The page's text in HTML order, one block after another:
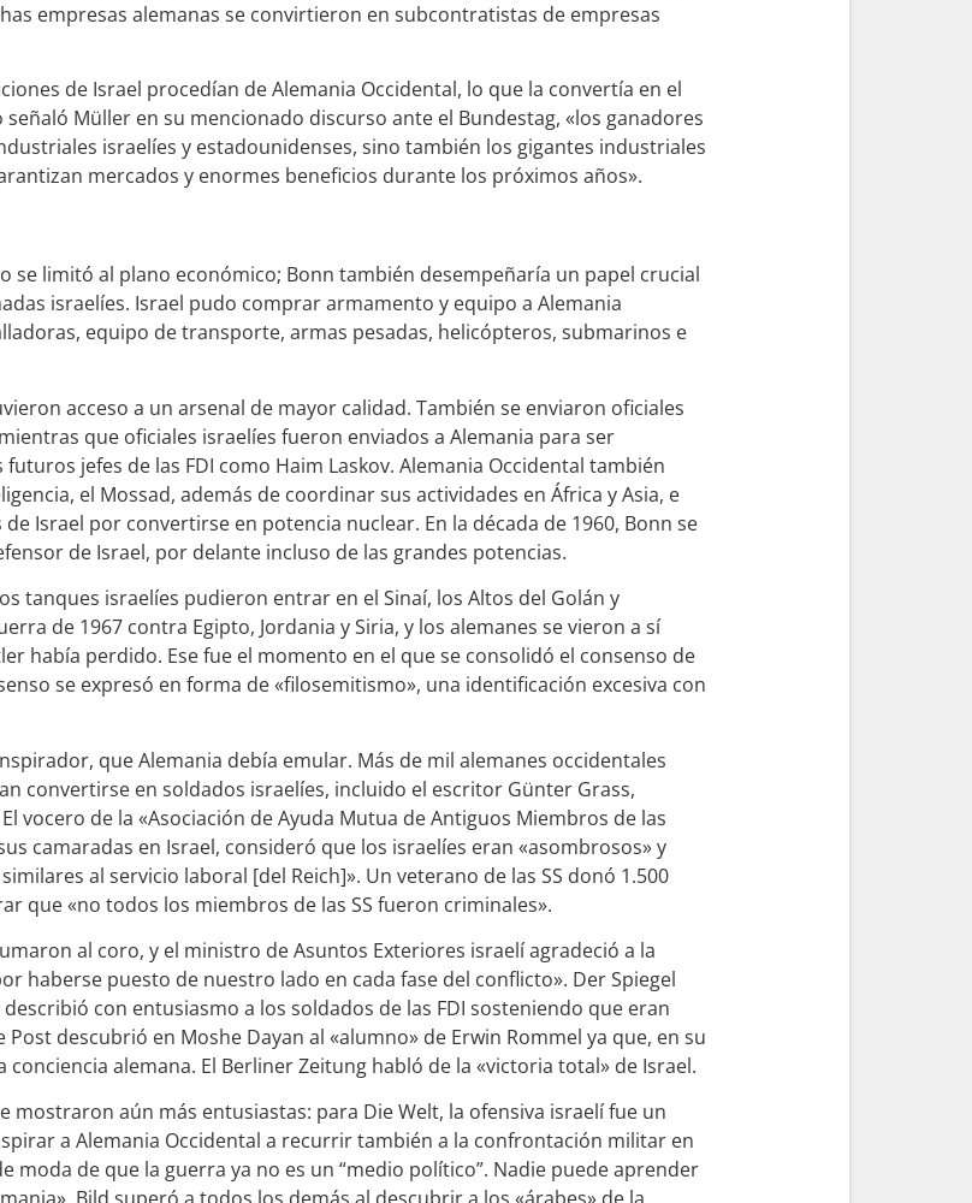
empresas alemanas se convirtieron en subcontratistas de empresas
de Israel procedían de Alemania Occidental, lo que la convertía en el
Müller en su mencionado discurso ante el Bundestag, «los ganadores
israelíes y estadounidenses, sino también los gigantes industriales
mercados y enormes beneficios durante los próximos años».
se limitó al plano económico; Bonn también desempeñaría un papel crucial
israelíes. Israel pudo comprar armamento y equipo a Alemania
equipo de transporte, armas pesadas, helicópteros, submarinos e
acceso a un arsenal de mayor calidad. También se enviaron oficiales
que oficiales israelíes fueron enviados a Alemania para ser
jefes de las FDI como Haim Laskov. Alemania Occidental también
el Mossad, además de coordinar sus actividades en África y Asia, e
Israel por convertirse en potencia nuclear. En la década de 1960, Bonn se
de Israel, por delante incluso de las grandes potencias.
tanques israelíes pudieron entrar en el Sinaí, los Altos del Golán y
de 1967 contra Egipto, Jordania y Siria, y los alemanes se vieron a sí
había perdido. Ese fue el momento en el que se consolidó el consenso de
se expresó en forma de «filosemitismo», una identificación excesiva con
que Alemania debía emular. Más de mil alemanes occidentales
convertirse en soldados israelíes, incluido el escritor Günter Grass,
vocero de la «Asociación de Ayuda Mutua de Antiguos Miembros de las
camaradas en Israel, consideró que los israelíes eran «asombrosos» y
al servicio laboral [del Reich]». Un veterano de las SS donó 1.500
que «no todos los miembros de las SS fueron criminales».
al coro, y el ministro de Asuntos Exteriores israelí agradeció a la
haberse puesto de nuestro lado en cada fase del conflicto». Der Spiegel
con entusiasmo a los soldados de las FDI sosteniendo que eran
descubrió en Moshe Dayan al «alumno» de Erwin Rommel ya que, en su
alemana. El Berliner Zeitung habló de la «victoria total» de Israel.
mostraron aún más entusiastas: para Die Welt, la ofensiva israelí fue un
a Alemania Occidental a recurrir también a la confrontación militar en
moda de que la guerra ya no es un “medio político”. Nadie puede aprender